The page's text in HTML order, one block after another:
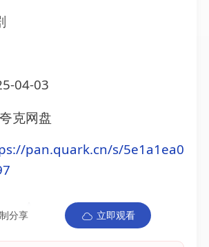
04-03
夸克网盘
pan.quark.cn/s/5e1a1ea0
分享 立即观看